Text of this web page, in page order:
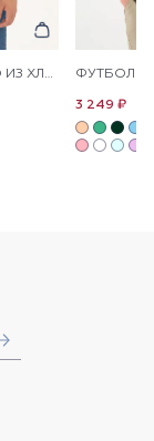
ФУТБОЛКА-ПОЛО ИЗ ХЛОПКА С ВОРОТНИКОМ-СТОЙКА
3 249 ₽